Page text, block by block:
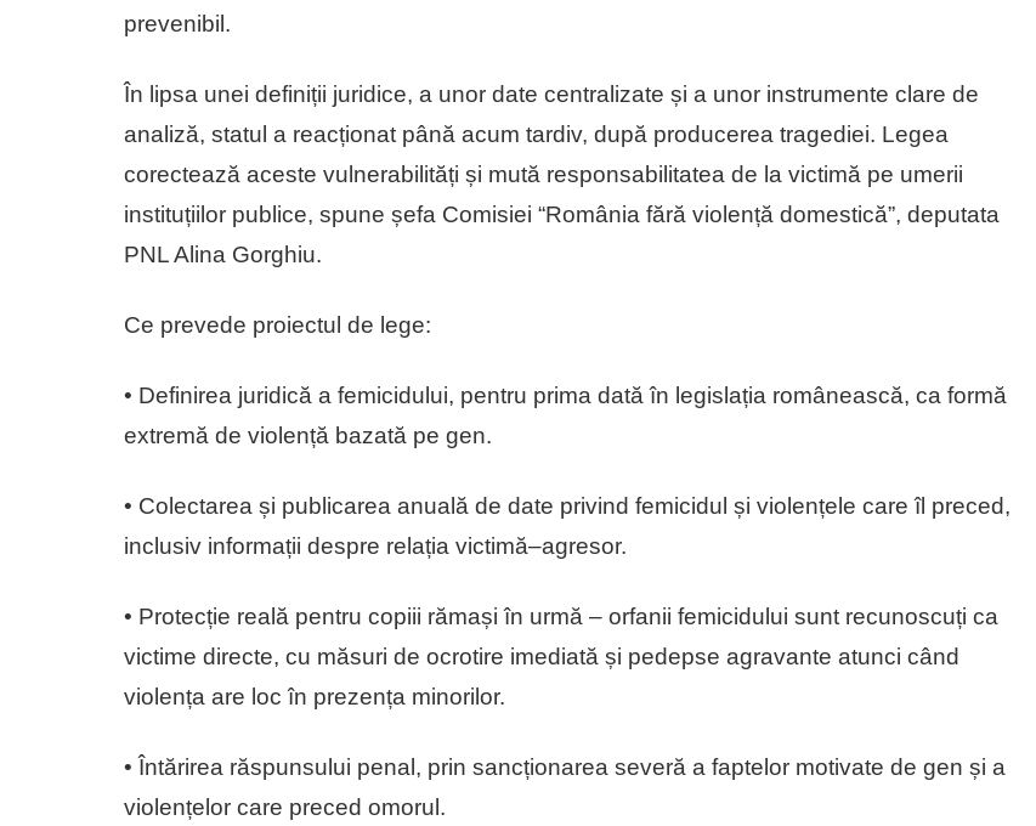
prevenibil.
În lipsa unei definiții juridice, a unor date centralizate și a unor instrumente clare de
analiză, statul a reacționat până acum tardiv, după producerea tragediei. Legea
corectează aceste vulnerabilități și mută responsabilitatea de la victimă pe umerii
instituțiilor publice, spune șefa Comisiei “România fără violență domestică”, deputata
PNL Alina Gorghiu.
Ce prevede proiectul de lege:
• Definirea juridică a femicidului, pentru prima dată în legislația românească, ca formă
extremă de violență bazată pe gen.
• Colectarea și publicarea anuală de date privind femicidul și violențele care îl preced,
inclusiv informații despre relația victimă–agresor.
• Protecție reală pentru copiii rămași în urmă – orfanii femicidului sunt recunoscuți ca
victime directe, cu măsuri de ocrotire imediată și pedepse agravante atunci când
violența are loc în prezența minorilor.
• Întărirea răspunsului penal, prin sancționarea severă a faptelor motivate de gen și a
violențelor care preced omorul.